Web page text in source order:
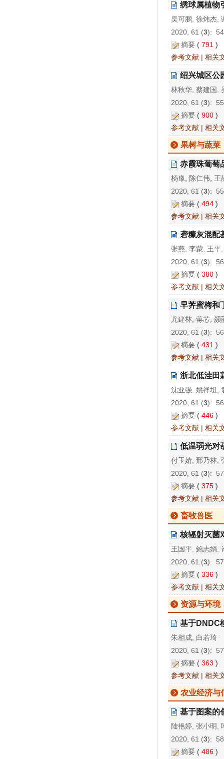
绣球属植物
吴可鹏, 徐炜杰,
2020, 61 (3):
摘要 ( 791 )
参考文献 | 相关
绍兴城区公
林秋华, 蔡建国,
2020, 61 (3):
摘要 ( 900 )
参考文献 | 相关
果树与蔬菜
赤霞珠葡萄
杨豫, 陈仁伟, 王
2020, 61 (3):
摘要 ( 494 )
参考文献 | 相关
砻糠灰混配
张燕, 李蒙, 王平
2020, 61 (3):
摘要 ( 380 )
参考文献 | 相关
早荠蜜梅和
尤建林, 蒋芯, 颜
2020, 61 (3):
摘要 ( 431 )
参考文献 | 相关
浙北低洼田
沈亚强, 姚祥坦,
2020, 61 (3):
摘要 ( 446 )
参考文献 | 相关
低温弱光对
付玉婧, 邢乃林,
2020, 61 (3):
摘要 ( 375 )
参考文献 | 相关
畜牧兽医
核辐射灭菌
王国平, 鲍志娟,
2020, 61 (3):
摘要 ( 336 )
参考文献 | 相关
资源与环境
基于DNDC
朱相成, 白若琦
2020, 61 (3):
摘要 ( 363 )
参考文献 | 相关
农业经济与
基于图案的
陆艳婷, 张小明,
2020, 61 (3):
摘要 ( 486 )